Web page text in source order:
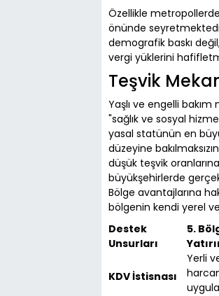
Özellikle
önünde
demografik baskı
vergi yüklerini
Teşvik
Yaşlı ve engelli
"sağlık ve sosyal
yasal statünün en
düzeyine
düşük teşvik
büyükşehirlerde
Bölge avantajlarına
bölgenin kendi yerel
Destek
Unsurları
5.
KDV İstisnası
Yerli